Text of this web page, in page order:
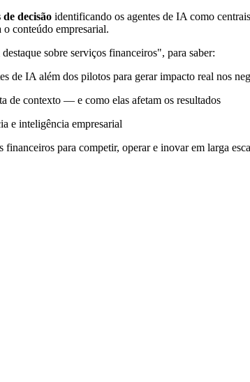
decisão identificando os agentes de IA como
o conteúdo empresarial.
sobre serviços financeiros", para saber:
de IA além dos pilotos para gerar impacto real nos
de contexto — e como elas afetam os resultados
e inteligência empresarial
para competir, operar e inovar em larga